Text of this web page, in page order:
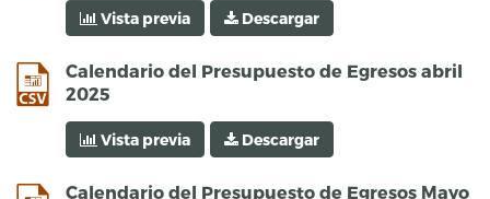
Vista previa Descargar
Calendario del Presupuesto de Egresos abril
2025
csv
Vista previa Descargar
Calendario del Presupuesto de Egresos Mayo
csv